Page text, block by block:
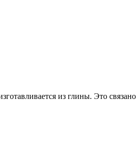
из глины. Это